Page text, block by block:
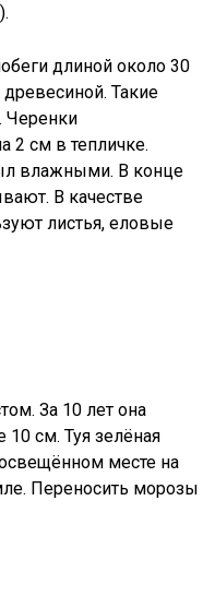
длиной около 30
Такие
Черенки
2 см в тепличке.
влажными. В конце
В качестве
листья, еловые
За 10 лет она
см. Туя зелёная
месте на
Переносить морозы